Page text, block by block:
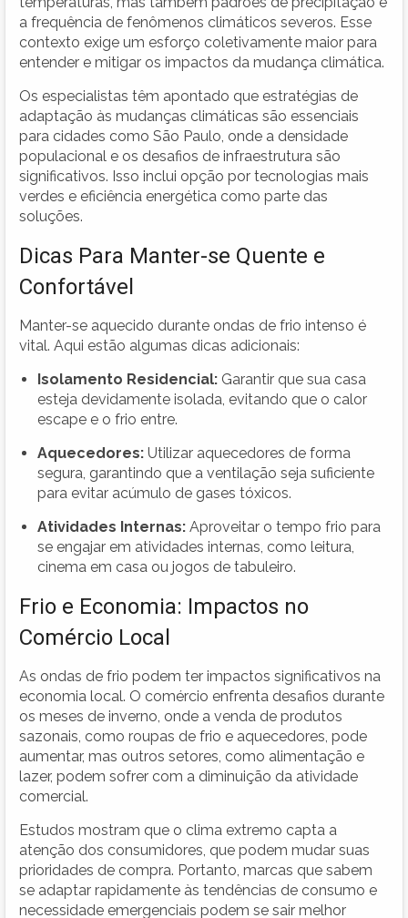
a frequência de fenômenos climáticos severos. Esse
contexto exige um esforço coletivamente maior para
entender e mitigar os impactos da mudança climática.
Os especialistas têm apontado que estratégias de
adaptação às mudanças climáticas são essenciais
para cidades como São Paulo, onde a densidade
populacional e os desafios de infraestrutura são
significativos. Isso inclui opção por tecnologias mais
verdes e eficiência energética como parte das
soluções.
Dicas Para Manter-se Quente e
Confortável
Manter-se aquecido durante ondas de frio intenso é
vital. Aqui estão algumas dicas adicionais:
Isolamento Residencial: Garantir que sua casa
esteja devidamente isolada, evitando que o calor
escape e o frio entre.
Aquecedores: Utilizar aquecedores de forma
segura, garantindo que a ventilação seja suficiente
para evitar acúmulo de gases tóxicos.
Atividades Internas: Aproveitar o tempo frio para
se engajar em atividades internas, como leitura,
cinema em casa ou jogos de tabuleiro.
Frio e Economia: Impactos no
Comércio Local
As ondas de frio podem ter impactos significativos na
economia local. O comércio enfrenta desafios durante
os meses de inverno, onde a venda de produtos
sazonais, como roupas de frio e aquecedores, pode
aumentar, mas outros setores, como alimentação e
lazer, podem sofrer com a diminuição da atividade
comercial.
Estudos mostram que o clima extremo capta a
atenção dos consumidores, que podem mudar suas
prioridades de compra. Portanto, marcas que sabem
se adaptar rapidamente às tendências de consumo e
necessidade emergenciais podem se sair melhor